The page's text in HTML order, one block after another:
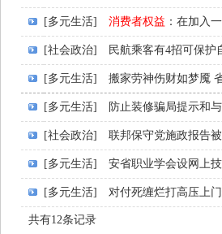
[多元生活] 消费者权益 ：在加入
[社会政治] 民航乘客有4招可保护
[多元生活] 搬家劳神伤财如梦魇
[多元生活] 防止装修骗局提示和
[社会政治] 联邦保守党施政报告
[多元生活] 安省职业学会设网上
[多元生活] 对付死缠烂打高压上
共有12条记录